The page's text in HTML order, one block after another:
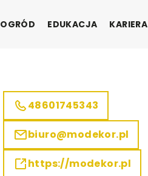
EDUKACJA KARIERA
48601745343
biuro@modekor.pl
https://modekor.pl